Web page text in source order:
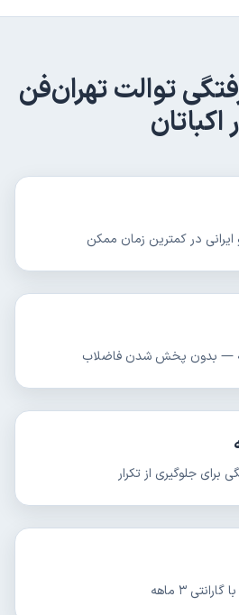
توالتتهران‌فن
اکباتان
ایرانی در کمترین زمان ممکن
— بدون پخش شدن فاضلاب
جلوگیری از تکرار
۳ ماهه